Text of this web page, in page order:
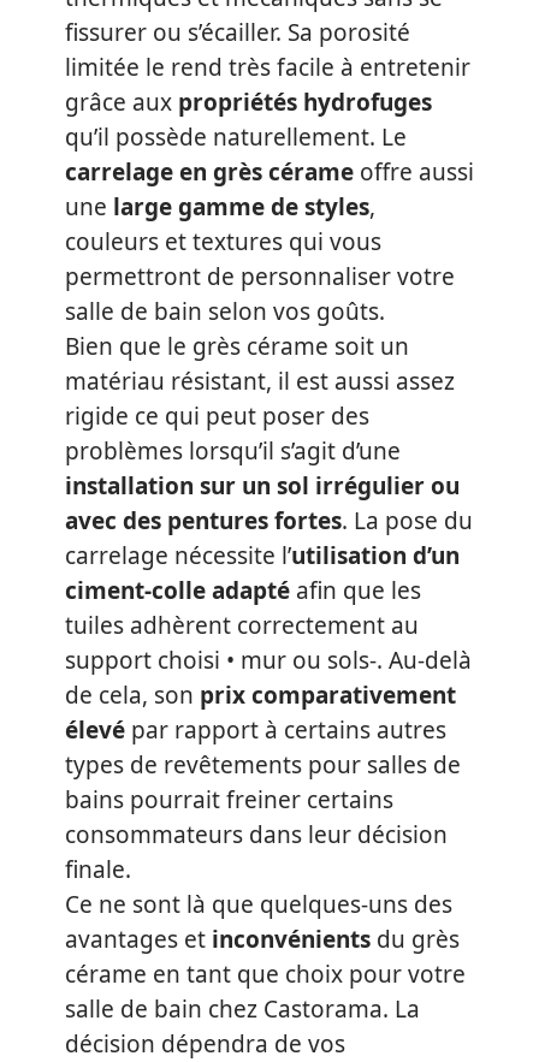
fissurer ou s’écailler. Sa porosité
limitée le rend très facile à entretenir
grâce aux propriétés hydrofuges
qu’il possède naturellement. Le
carrelage en grès cérame offre aussi
une large gamme de styles,
couleurs et textures qui vous
permettront de personnaliser votre
salle de bain selon vos goûts.
Bien que le grès cérame soit un
matériau résistant, il est aussi assez
rigide ce qui peut poser des
problèmes lorsqu’il s’agit d’une
installation sur un sol irrégulier ou
avec des pentures fortes. La pose du
carrelage nécessite l’utilisation d’un
ciment-colle adapté afin que les
tuiles adhèrent correctement au
support choisi • mur ou sols-. Au-delà
de cela, son prix comparativement
élevé par rapport à certains autres
types de revêtements pour salles de
bains pourrait freiner certains
consommateurs dans leur décision
finale.
Ce ne sont là que quelques-uns des
avantages et inconvénients du grès
cérame en tant que choix pour votre
salle de bain chez Castorama. La
décision dépendra de vos